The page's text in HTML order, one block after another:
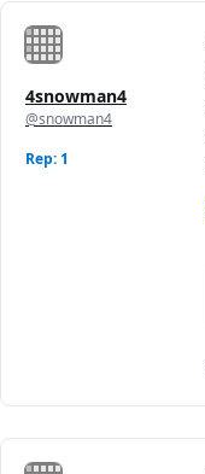
4snowman4
@snowman4
Rep: 1